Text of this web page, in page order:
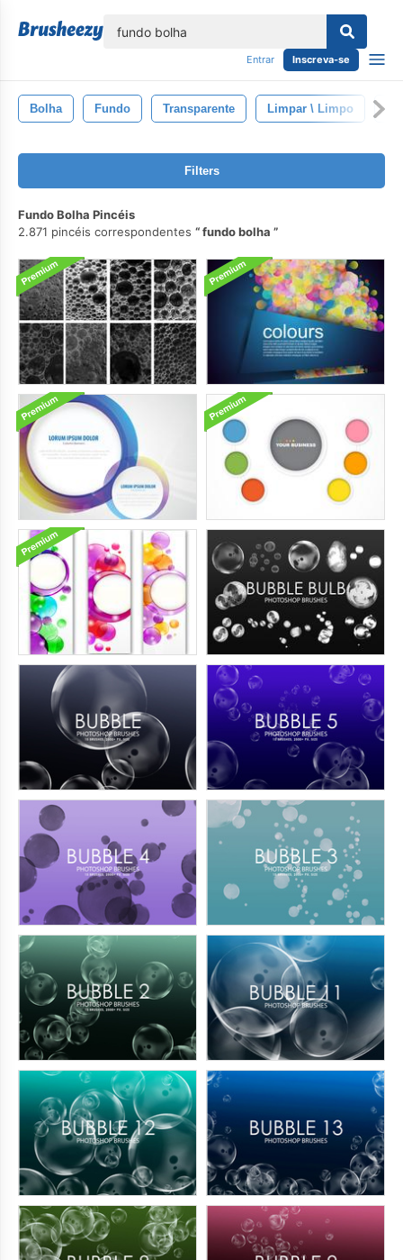
Entrar Inscreva-se
Bolha Fundo Transparente Limpar \ Limpo
Filters
Fundo Bolha Pincéis
2.871 pincéis correspondentes
fundo bolha